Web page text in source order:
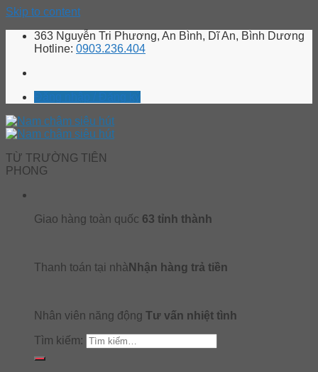
Skip to content
363 Nguyễn Tri Phương, An Bình, Dĩ An, Bình Dương
Hotline: 0903.236.404
TỪ TRƯỜNG TIÊN
PHONG
Giao hàng toàn quốc 63 tỉnh thành
Thanh toán tại nhà Nhận hàng trả tiền
Nhân viên năng động Tư vấn nhiệt tình
Tìm kiếm: